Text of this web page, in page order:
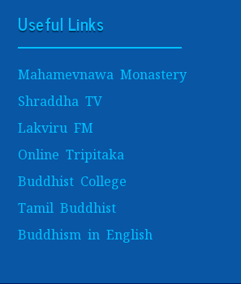
Useful Links
Mahamevnawa Monastery
Shraddha TV
Lakviru FM
Online Tripitaka
Buddhist College
Tamil Buddhist
Buddhism in English